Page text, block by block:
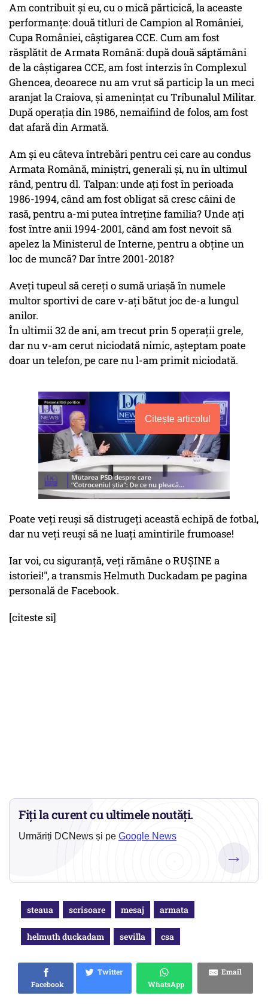
Am contribuit şi eu, cu o mică părticică, la aceaste
performanţe: două titluri de Campion al României,
Cupa României, câştigarea CCE. Cum am fost
răsplătit de Armata Română: după două săptămâni
de la câştigarea CCE, am fost interzis în Complexul
Ghencea, deoarece nu am vrut să particip la un meci
aranjat la Craiova, şi ameninţat cu Tribunalul Militar.
După operaţia din 1986, nemaifiind de folos, am fost
dat afară din Armată.
Am şi eu câteva întrebări pentru cei care au condus
Armata Română, miniştri, generali şi, nu în ultimul
rând, pentru dl. Talpan: unde aţi fost în perioada
1986-1994, când am fost obligat să cresc câini de
rasă, pentru a-mi putea întreţine familia? Unde aţi
fost între anii 1994-2001, când am fost nevoit să
apelez la Ministerul de Interne, pentru a obţine un
loc de muncă? Dar între 2001-2018?
Aveţi tupeul să cereţi o sumă uriaşă în numele
multor sportivi de care v-aţi bătut joc de-a lungul
anilor.
În ultimii 32 de ani, am trecut prin 5 operaţii grele,
dar nu v-am cerut niciodată nimic, aşteptam poate
doar un telefon, pe care nu l-am primit niciodată.
Citește articolul
Poate veţi reuşi să distrugeţi această echipă de fotbal,
dar nu veţi reuşi să ne luaţi amintirile frumoase!
Iar voi, cu siguranţă, veţi rămâne o RUŞINE a
istoriei!", a transmis Helmuth Duckadam pe pagina
personală de Facebook.
[citeste si]
Fiți la curent cu ultimele noutăți.
Urmăriți DCNews și pe Google News
→
steaua scrisoare mesaj armata
helmuth duckadam sevilla csa
Facebook
Twitter
WhatsApp
Email